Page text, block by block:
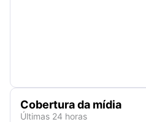
Cobertura da mídia
Últimas 24 horas